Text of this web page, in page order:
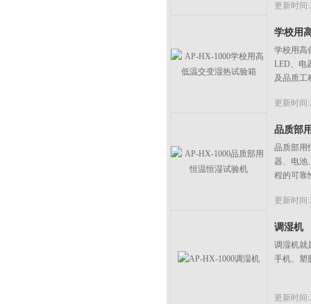
更新时间
学校用
学校用高
LED、电
及品质工
更新时间
品质部
品质部用
器、电池
程的可靠
更新时间
调湿机
调湿机就
手机、塑
更新时间